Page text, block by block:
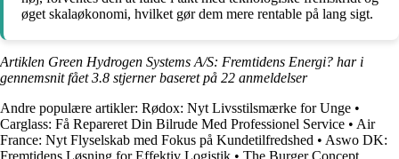
øget skalaøkonomi, hvilket gør dem mere rentable på lang sigt.
Artiklen Green Hydrogen Systems A/S: Fremtidens Energi? har i
gennemsnit fået3.8 stjerner baseret på 22 anmeldelser
Andre populære artikler: Rødox: Nyt Livsstilsmærke for Unge •
Carglass: Få Repareret Din Bilrude Med Professionel Service • Air
France: Nyt Flyselskab med Fokus på Kundetilfredshed • Aswo DK:
Fremtidens Løsning for Effektiv Logistik • The Burger Concept